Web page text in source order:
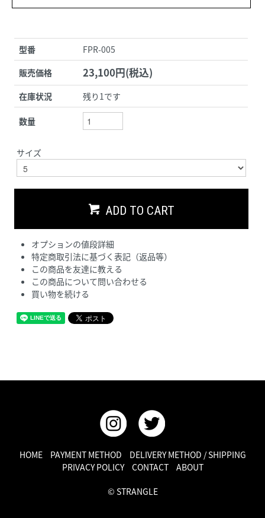
型番
FPR-005
販売価格
23,100円(税込)
在庫状況 残り1です
数量
サイズ
ADD TO CART
オプションの値段詳細
特定商取引法に基づく表記（返品等）
この商品を友達に教える
この商品について問い合わせる
買い物を続ける
HOME PAYMENT METHOD
DELIVERY METHOD / SHIPPING
PRIVACY POLICY
CONTACT ABOUT
© STRANGLE